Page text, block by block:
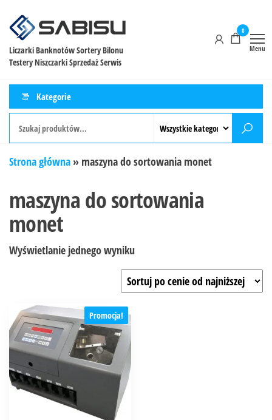
Liczarki Banknotów Sortery Bilonu
Testery Niszczarki Sprzedaż Serwis
0
Menu
Kategorie
Strona główna » maszyna do sortowania monet
maszyna do sortowania
monet
Wyświetlanie jednego wyniku
Promocja!